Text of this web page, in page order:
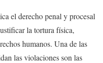
el derecho penal y procesal
la tortura física,
humanos. Una de las
las violaciones son las